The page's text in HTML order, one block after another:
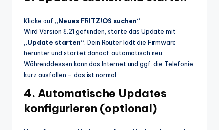
Klicke auf „Neues FRITZ!OS suchen“
Wird Version 8.21 gefunden, starte das Update mit
„Update starten“ . Dein Router lädt die Firmware
herunter und startet danach automatisch neu.
Währenddessen kann das Internet und ggf. die Telefonie
kurz ausfallen – das ist normal.
4. Automatische Updates
konfigurieren (optional)